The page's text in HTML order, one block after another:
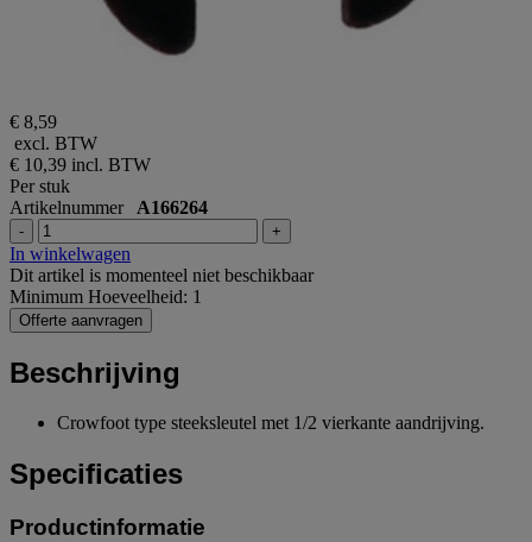
€ 8,59
excl. BTW
€ 10,39 incl. BTW
Per stuk
Artikelnummer A166264
- +
In winkelwagen
Dit artikel is momenteel niet beschikbaar
Minimum Hoeveelheid: 1
Offerte aanvragen
Beschrijving
Crowfoot type steeksleutel met 1/2 vierkante aandrijving.
Specificaties
Productinformatie